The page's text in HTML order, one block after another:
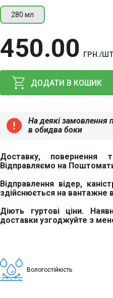
280 мл
450 00 ГРН./
ДОДАТИ В КОШИК
error
На деякі замовлення
в обидва боки
Доставку, повернення
Відправляємо на
Відправлення відер,
здійснюється на вантажне
Діють гуртові ціни.
доставки узгоджуйте з
Вологостійкість